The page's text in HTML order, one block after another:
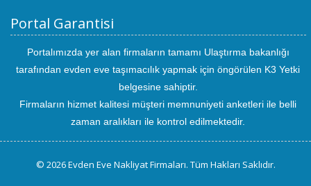
Portal Garantisi
Portalımızda yer alan firmaların tamamı Ulaştırma bakanlığı
tarafından evden eve taşımacılık yapmak için öngörülen K3 Yetki
belgesine sahiptir.
Firmaların hizmet kalitesi müşteri memnuniyeti anketleri ile belli
zaman aralıkları ile kontrol edilmektedir.
© 2026 Evden Eve Nakliyat Firmaları. Tüm Hakları Saklıdır.